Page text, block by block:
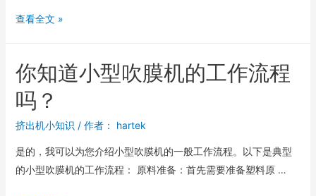
查看全文 »
你知道小型吹膜机的工作流程
吗？
挤出机小知识 / 作者： hartek
是的，我可以为您介绍小型吹膜机的一般工作流程。以下是典型
的小型吹膜机的工作流程： 原料准备：首先需要准备塑料原 …